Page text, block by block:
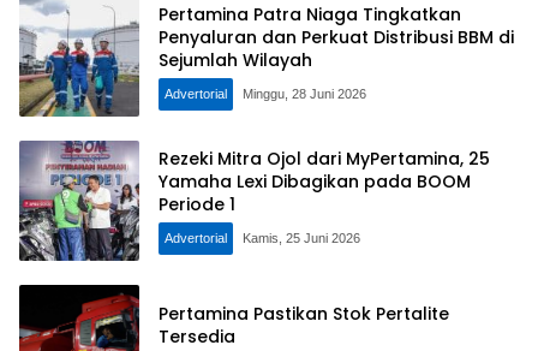
Pertamina Patra Niaga Tingkatkan
Penyaluran dan Perkuat Distribusi BBM di
Sejumlah Wilayah
Advertorial Minggu, 28 Juni 2026
Rezeki Mitra Ojol dari MyPertamina, 25
Yamaha Lexi Dibagikan pada BOOM
Periode 1
Advertorial Kamis, 25 Juni 2026
Pertamina Pastikan Stok Pertalite
Tersedia